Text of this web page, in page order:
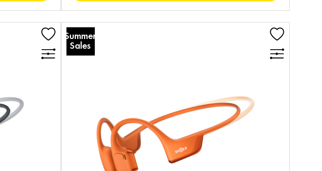
Summer
Sales